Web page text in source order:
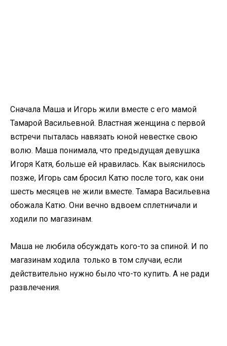
Сначала Маша и Игорь жили вместе с его мамой
Тамарой Васильевной. Властная женщина с первой
встречи пыталась навязать юной невестке свою
волю. Маша понимала, что предыдущая девушка
Игоря Катя, больше ей нравилась. Как выяснилось
позже, Игорь сам бросил Катю после того, как они
шесть месяцев не жили вместе. Тамара Васильевна
обожала Катю. Они вечно вдвоем сплетничали и
ходили по магазинам.
Маша не любила обсуждать кого-то за спиной. И по
магазинам ходила только в том случаи, если
действительно нужно было что-то купить. А не ради
развлечения.